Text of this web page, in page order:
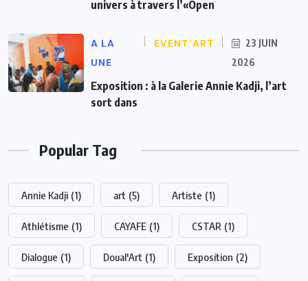
univers à travers l’«Open
A LA
UNE
EVENT’ART
23 JUIN
2026
Exposition : à la Galerie Annie Kadji, l’art
sort dans
Popular Tag
Annie Kadji (1) art (5) Artiste (1)
Athlétisme (1) CAYAFE (1) CSTAR (1)
Dialogue (1) Doual'Art (1) Exposition (2)